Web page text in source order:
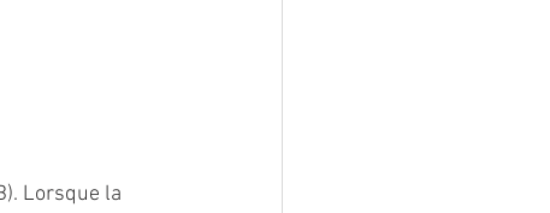
Lorsque la